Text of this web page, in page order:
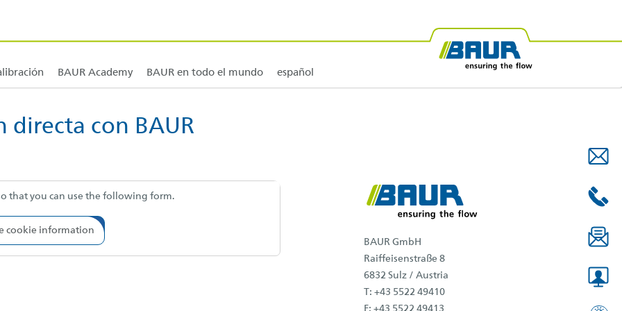
y diagnóstico de cables Vehículos y sistemas de medición de cables
y cursos BAUR Academy BAUR en todo el mundo
BAUR América del Norte y América Central BAUR Sudamérica
español
directa con BAUR
that you can use the following form.
cookie information
BAUR GmbH
Raiffeisenstraße 8
6832 Sulz / Austria
T: +43 5522 49410
F: +43 5522 49413